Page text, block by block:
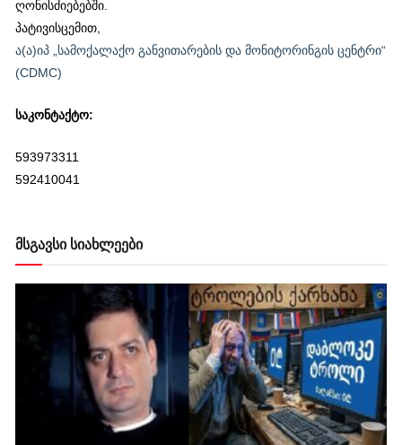
ღონისძიებებში.
პატივისცემით,
ა(ა)იპ „სამოქალაქო განვითარების და მონიტორინგის ცენტრი“
(CDMC)
საკონტაქტო:
593973311
592410041
მსგავსი სიახლეები